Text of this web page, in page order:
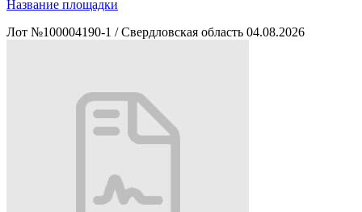
Название площадки
Лот №100004190-1 / Свердловская область 04.08.2026